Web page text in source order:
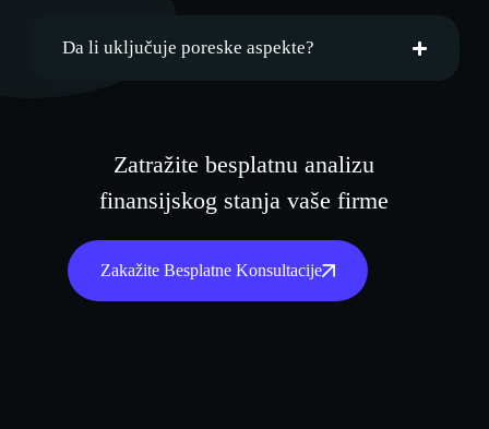
Da li uključuje poreske aspekte?
Zatražite besplatnu analizu
finansijskog stanja vaše firme
Zakažite Besplatne Konsultacije